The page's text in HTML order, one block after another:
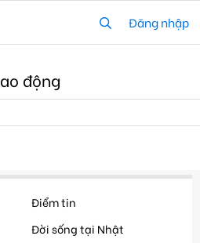
Đăng nhập
động
Điểm tin
Đời sống tại Nhật